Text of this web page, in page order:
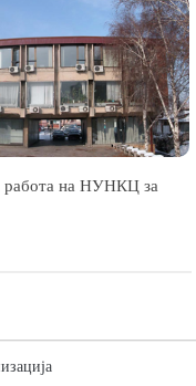
работа на НУНКЦ за